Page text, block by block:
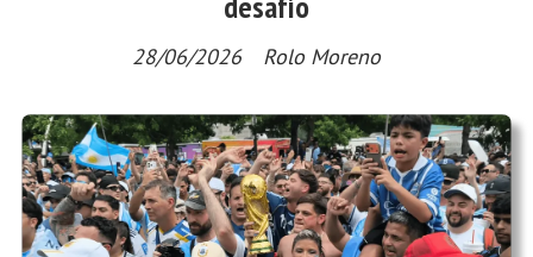
Rolo Moreno
28/06/2026